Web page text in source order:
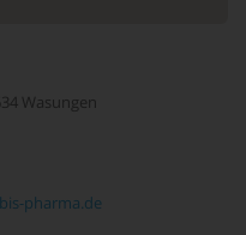
Wasungen
pharma.de